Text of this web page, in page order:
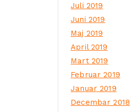
Juli 2019
Juni 2019
Maj 2019
April 2019
Mart 2019
Februar 2019
Januar 2019
Decembar 2018